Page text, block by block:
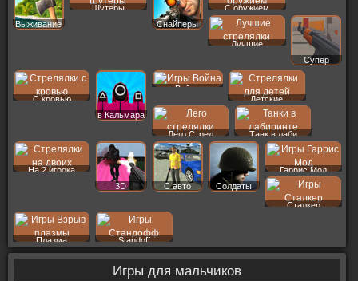
Выживание
Шутеры
Снайперы
С оружием
Лучшие
Супер
С кровью
в Кальмара
Война
Детские
Лего Стрел Танк в лаби
На 2 игрока
3D
С авто Солдаты
Гаррис Мод
Сталкер
Плазма Standoff
Игры для мальчиков